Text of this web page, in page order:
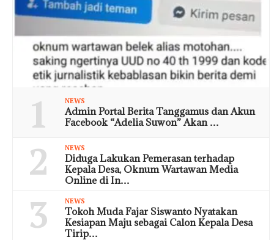
1 NEWS
Admin Portal Berita Tanggamus dan Akun
Facebook “Adelia Suwon” Akan …
2 NEWS
Diduga Lakukan Pemerasan terhadap
Kepala Desa, Oknum Wartawan Media
Online di In…
3 NEWS
Tokoh Muda Fajar Siswanto Nyatakan
Kesiapan Maju sebagai Calon Kepala Desa
Tirip…